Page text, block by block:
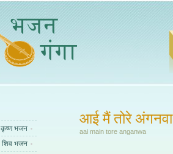
कृष्ण भजन
शिव भजन
आई मैं तोरे अंगनवा
aai main tore anganwa